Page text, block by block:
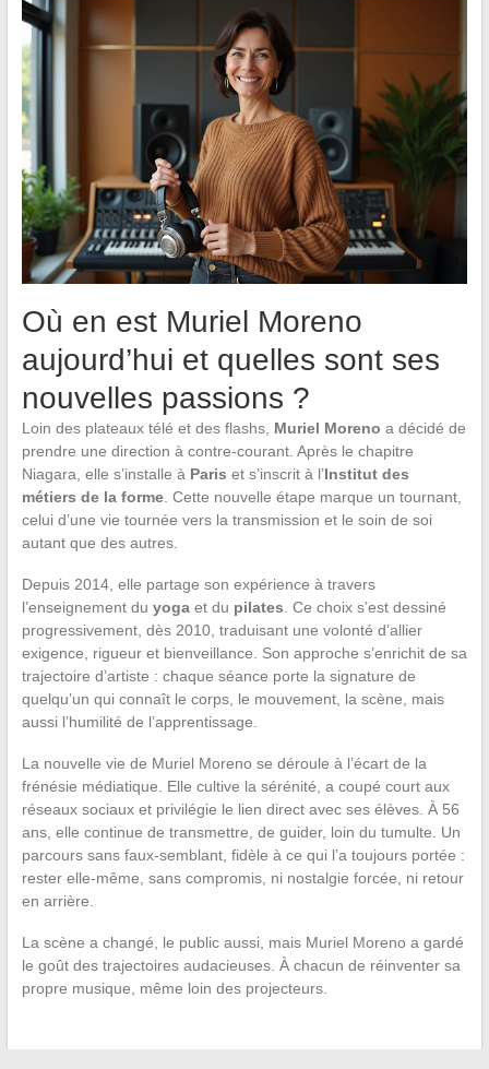
Où en est Muriel Moreno
aujourd’hui et quelles sont ses
nouvelles passions ?
Loin des plateaux télé et des flashs, Muriel Moreno a décidé de
prendre une direction à contre-courant. Après le chapitre
Niagara, elle s’installe à Paris et s’inscrit à l’Institut des
métiers de la forme. Cette nouvelle étape marque un tournant,
celui d’une vie tournée vers la transmission et le soin de soi
autant que des autres.
Depuis 2014, elle partage son expérience à travers
l’enseignement du yogaet du pilates . Ce choix s’est dessiné
progressivement, dès 2010, traduisant une volonté d’allier
exigence, rigueur et bienveillance. Son approche s’enrichit de sa
trajectoire d’artiste : chaque séance porte la signature de
quelqu’un qui connaît le corps, le mouvement, la scène, mais
aussi l’humilité de l’apprentissage.
La nouvelle vie de Muriel Moreno se déroule à l’écart de la
frénésie médiatique. Elle cultive la sérénité, a coupé court aux
réseaux sociaux et privilégie le lien direct avec ses élèves. À 56
ans, elle continue de transmettre, de guider, loin du tumulte. Un
parcours sans faux-semblant, fidèle à ce qui l’a toujours portée :
rester elle-même, sans compromis, ni nostalgie forcée, ni retour
en arrière.
La scène a changé, le public aussi, mais Muriel Moreno a gardé
le goût des trajectoires audacieuses. À chacun de réinventer sa
propre musique, même loin des projecteurs.